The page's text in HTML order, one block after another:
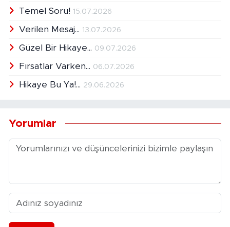
Temel Soru! 15.07.2026
Verilen Mesaj... 13.07.2026
Güzel Bir Hikaye... 09.07.2026
Fırsatlar Varken... 06.07.2026
Hikaye Bu Ya!... 29.06.2026
Yorumlar